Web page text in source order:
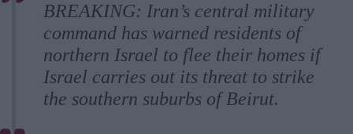
BREAKING: Iran’s central military
command has warned residents of
northern Israel to flee their homes if
Israel carries out its threat to strike
the southern suburbs of Beirut.